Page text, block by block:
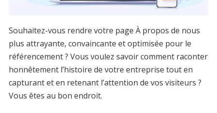
Souhaitez-vous rendre votre page À propos de nous
plus attrayante, convaincante et optimisée pour le
référencement ? Vous voulez savoir comment raconter
honnêtement l’histoire de votre entreprise tout en
capturant et en retenant l’attention de vos visiteurs ?
Vous êtes au bon endroit.